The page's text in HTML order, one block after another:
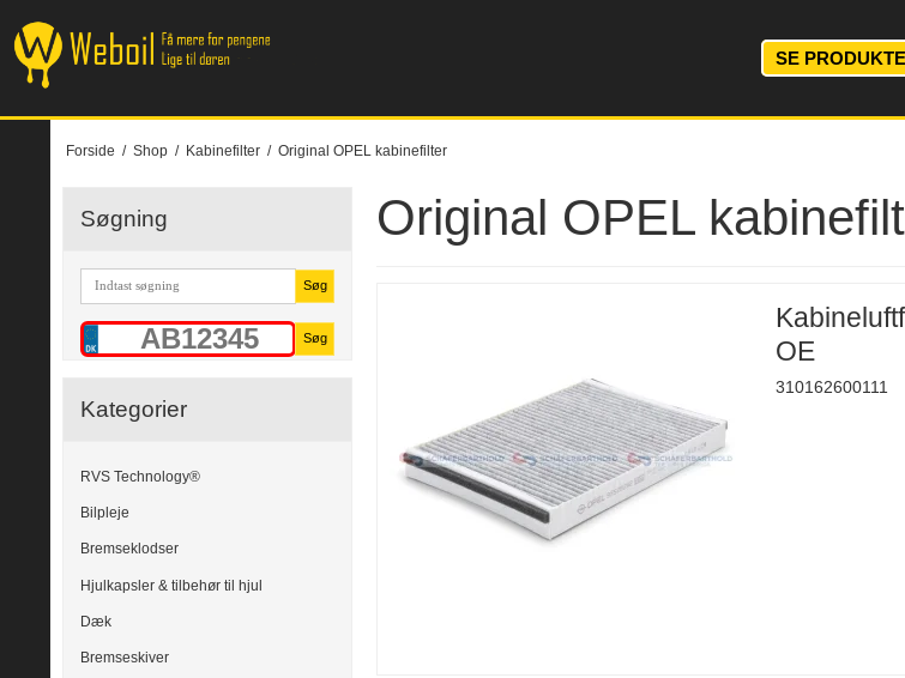
SE
Forside / Shop / Kabinefilter / Original OPEL kabinefilter
Søgning
Søg
Søg
Kategorier
RVS Technology®
Bilpleje
Bremseklodser
Hjulkapsler & tilbehør til hjul
Dæk
Bremseskiver
Original OPEL
OE
310162600111